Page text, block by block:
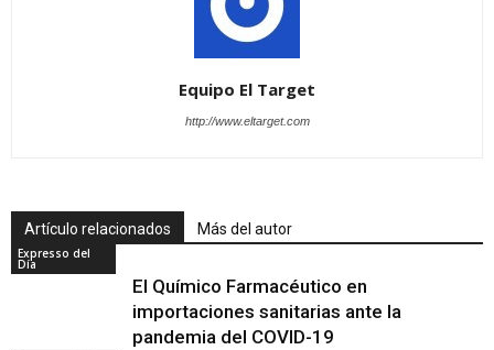
Equipo El Target
http://www.eltarget.com
Artículo relacionados Más del autor
Expresso del
Día
El Químico Farmacéutico en
importaciones sanitarias ante la
pandemia del COVID-19